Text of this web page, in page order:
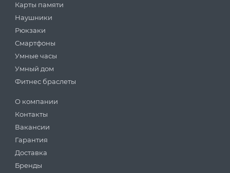
Карты памяти
Наушники
Рюкзаки
Смартфоны
Умные часы
Умный дом
Фитнес браслеты
О компании
Контакты
Вакансии
Гарантия
Доставка
Бренды